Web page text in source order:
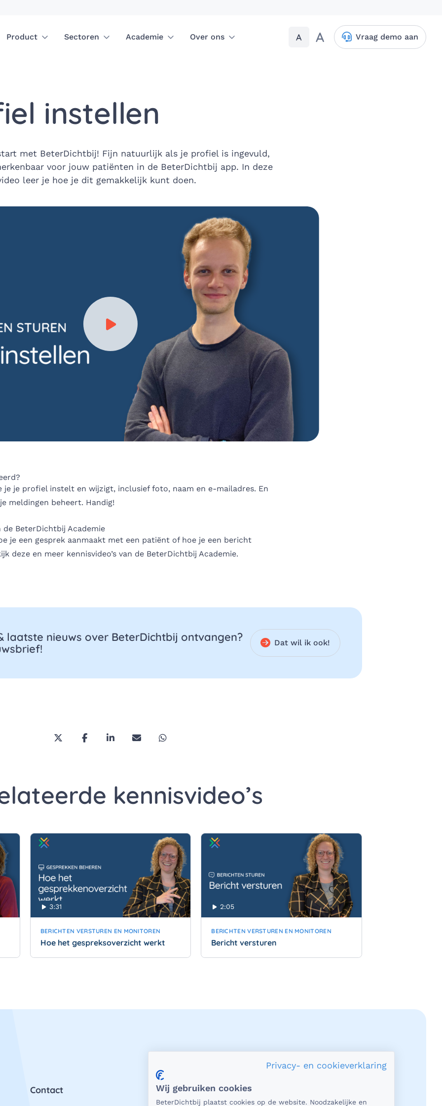
Product Sectoren Academie Over ons A A Vraag demo aan
instellen
met BeterDichtbij! Fijn natuurlijk als je profiel is ingevuld,
voor jouw patiënten in de BeterDichtbij app. In deze
leer je hoe je dit gemakkelijk kunt doen.
Speel video af
je je profiel instelt en wijzigt, inclusief foto, naam en e-mailadres. En
meldingen beheert. Handig!
de BeterDichtbij Academie
je een gesprek aanmaakt met een patiënt of hoe je een bericht
deze en meer kennisvideo’s van de BeterDichtbij Academie.
laatste nieuws over BeterDichtbij ontvangen?
Dat wil ik ook!
Deel deze pagina via Twitter/X
Deel deze pagina op Facebook
Deel deze pagina op LinkedIn
Deel deze pagina via e-mail
Deel deze pagina via WhatsApp
kennisvideo’s
3:31
BERICHTEN VERSTUREN EN MONITOREN
Hoe het gespreksoverzicht werkt
2:05
BERICHTEN VERSTUREN EN MONITOREN
Bericht versturen
Contact Privacy en veiligheid
Privacy- en cookieverklaring
Wij gebruiken cookies
BeterDichtbij plaatst cookies op de website. Noodzakelijke en